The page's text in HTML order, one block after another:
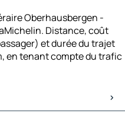
Oberhausbergen -
Distance, coût
et durée du trajet
en tenant compte du trafic